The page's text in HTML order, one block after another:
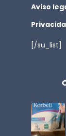
Aviso
[/su_list]